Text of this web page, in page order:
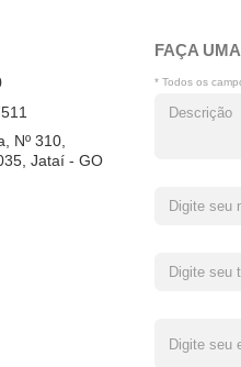
Nº 310,
Jataí - GO
FAÇA
* Todos os